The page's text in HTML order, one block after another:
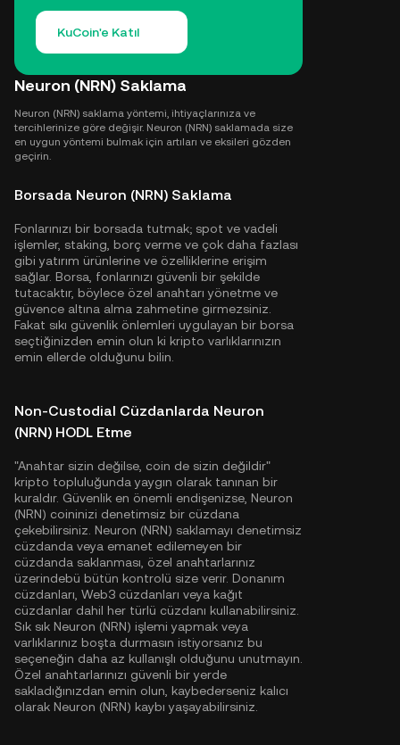
KuCoin'e Katıl
Neuron (NRN) Saklama
Neuron (NRN) saklama yöntemi, ihtiyaçlarınıza ve
tercihlerinize göre değişir. Neuron (NRN) saklamada size
en uygun yöntemi bulmak için artıları ve eksileri gözden
geçirin.
Borsada Neuron (NRN) Saklama
Fonlarınızı bir borsada tutmak; spot ve vadeli
işlemler, staking, borç verme ve çok daha fazlası
gibi yatırım ürünlerine ve özelliklerine erişim
sağlar. Borsa, fonlarınızı güvenli bir şekilde
tutacaktır, böylece özel anahtarı yönetme ve
güvence altına alma zahmetine girmezsiniz.
Fakat sıkı güvenlik önlemleri uygulayan bir borsa
seçtiğinizden emin olun ki kripto varlıklarınızın
emin ellerde olduğunu bilin.
Non-Custodial Cüzdanlarda Neuron
(NRN) HODL Etme
"Anahtar sizin değilse, coin de sizin değildir"
kripto topluluğunda yaygın olarak tanınan bir
kuraldır. Güvenlik en önemli endişenizse, Neuron
(NRN) coininizi denetimsiz bir cüzdana
çekebilirsiniz. Neuron (NRN) saklamayı denetimsiz
cüzdanda veya emanet edilemeyen bir
cüzdanda saklanması, özel anahtarlarınız
üzerindebü bütün kontrolü size verir. Donanım
cüzdanları, Web3 cüzdanları veya kağıt
cüzdanlar dahil her türlü cüzdanı kullanabilirsiniz.
Sık sık Neuron (NRN) işlemi yapmak veya
varlıklarınız boşta durmasın istiyorsanız bu
seçeneğin daha az kullanışlı olduğunu unutmayın.
Özel anahtarlarınızı güvenli bir yerde
sakladığınızdan emin olun, kaybederseniz kalıcı
olarak Neuron (NRN) kaybı yaşayabilirsiniz.